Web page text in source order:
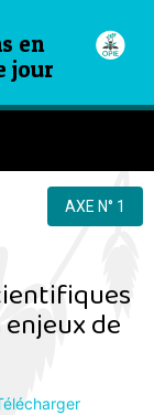
en
jour
AXE N° 1
de